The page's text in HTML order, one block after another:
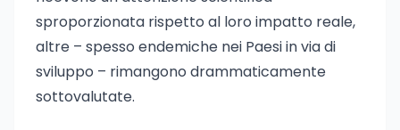
sproporzionata rispetto al loro impatto reale,
altre – spesso endemiche nei Paesi in via di
sviluppo – rimangono drammaticamente
sottovalutate.